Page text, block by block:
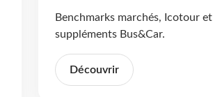
Benchmarks marchés, Icotour et
suppléments Bus&Car.
Découvrir